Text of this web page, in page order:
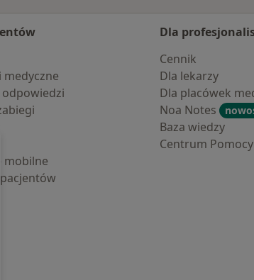
medyczne
odpowiedzi
mobilne
pacjentów
Dla
Cennik
Dla lekarzy
Dla placówek
Noa Notes
Baza wiedzy
Centrum